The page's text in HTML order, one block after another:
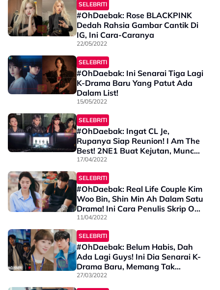
SELEBRITI
#OhDaebak: Rose BLACKPINK
Dedah Rahsia Gambar Cantik Di
IG, Ini Cara-Caranya
22/05/2022
SELEBRITI
#OhDaebak: Ini Senarai Tiga Lagi
K-Drama Baru Yang Patut Ada
Dalam List!
15/05/2022
SELEBRITI
#OhDaebak: Ingat CL Je,
Rupanya Siap Reunion! I Am The
Best! 2NE1 Buat Kejutan, Muncul
Di Coachella!
17/04/2022
SELEBRITI
#OhDaebak: Real Life Couple Kim
Woo Bin, Shin Min Ah Dalam Satu
Drama! Ini Cara Penulis Skrip Our
Blues Pujuk Rupanya
11/04/2022
SELEBRITI
#OhDaebak: Belum Habis, Dah
Ada Lagi Guys! Ini Dia Senarai K-
Drama Baru, Memang Tak
Terkejar Jawabnya
27/03/2022